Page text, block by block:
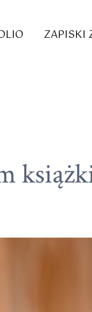
ZAPISKI